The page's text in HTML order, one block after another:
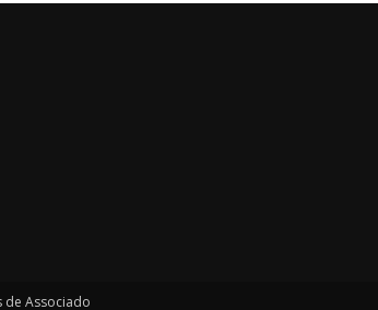
de Associado